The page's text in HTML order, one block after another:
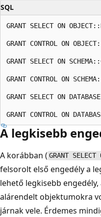
SQL
GRANT SELECT ON
GRANT CONTROL ON
GRANT SELECT ON
GRANT CONTROL ON
GRANT SELECT ON
A legkisebb
A korábban ( GRANT
felsorolt első engedély a
lehető legkisebb
alárendelt objektumokra
járnak vele. Érdemes